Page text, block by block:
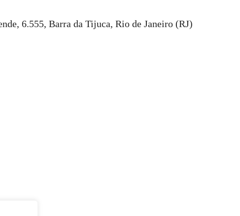
6.555, Barra da Tijuca, Rio de Janeiro (RJ)